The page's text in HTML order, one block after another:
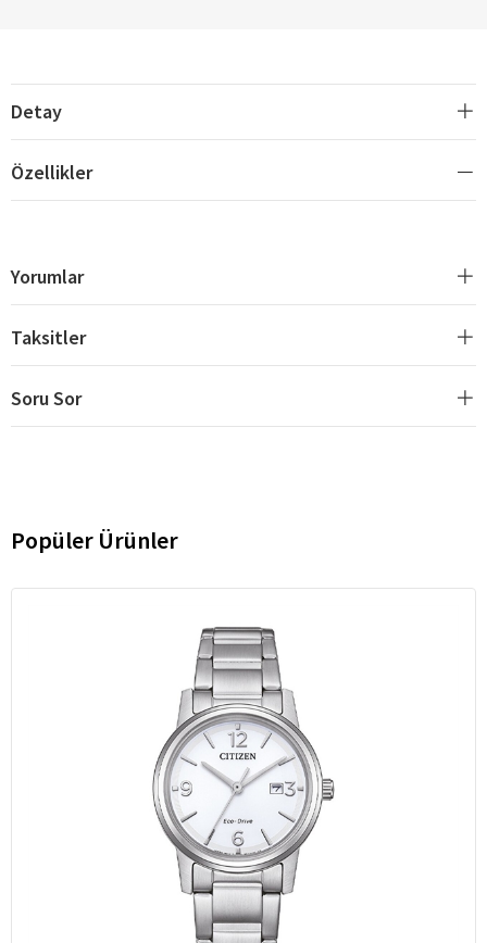
Detay
Özellikler
Yorumlar
Taksitler
Soru Sor
Popüler Ürünler